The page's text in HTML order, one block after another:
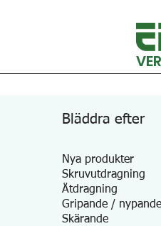
Bläddra efter
Nya produkter
Skruvutdragning
Åtdragning
Gripande / nypande
Skärande